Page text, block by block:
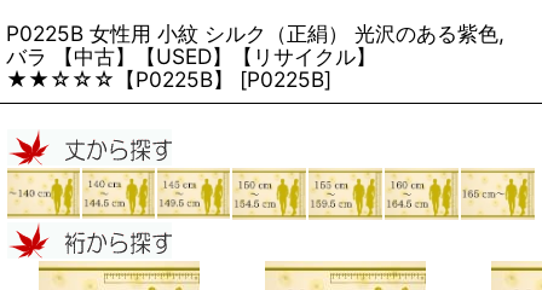
P0225B 女性用 小紋 シルク（正絹） 光沢のある紫色,
バラ 【中古】【USED】【リサイクル】
★★☆☆☆【P0225B】
[P0225B]